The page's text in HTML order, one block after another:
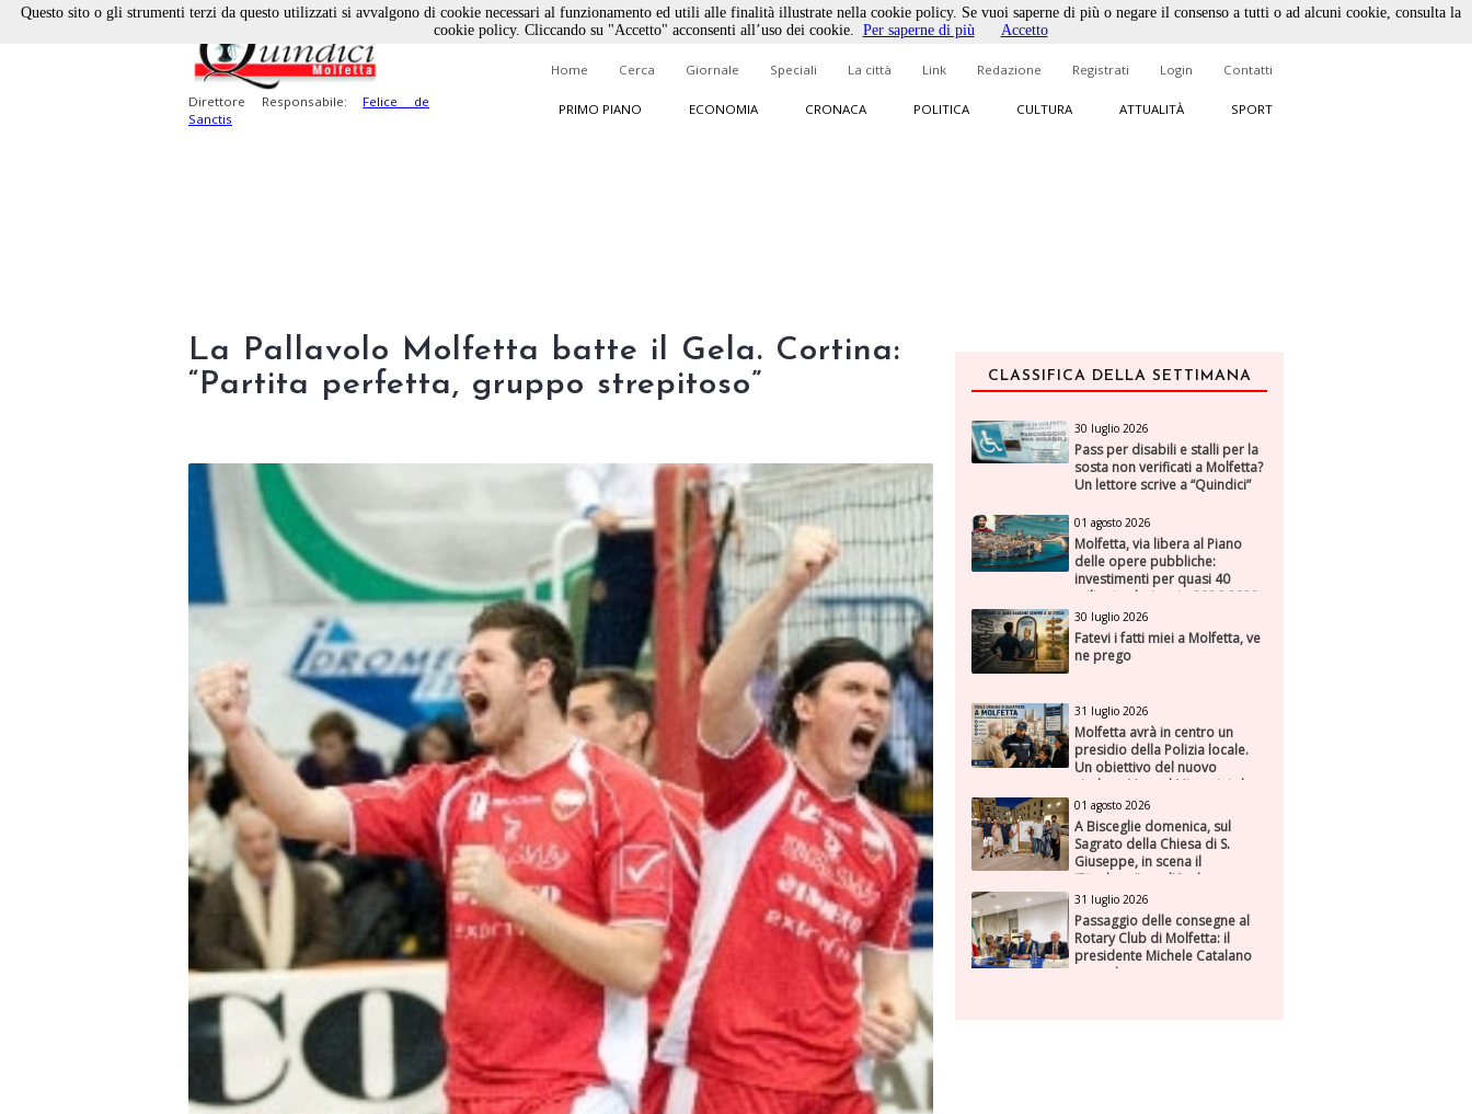
Direttore Responsabile: Felice de
Sanctis
Home Cerca Giornale Speciali La città Link Redazione Registrati Login Contatti
PRIMO PIANO ECONOMIA CRONACA POLITICA CULTURA ATTUALITÀ SPORT
La Pallavolo Molfetta batte il Gela. Cortina:
“Partita perfetta, gruppo strepitoso”
CLASSIFICA DELLA SETTIMANA
30 luglio 2026
Pass per disabili e stalli per la
sosta non verificati a Molfetta?
Un lettore scrive a “Quindici”
01 agosto 2026
Molfetta, via libera al Piano
delle opere pubbliche:
investimenti per quasi 40
milioni nel triennio 2026-2028
30 luglio 2026
Fatevi i fatti miei a Molfetta, ve
ne prego
31 luglio 2026
Molfetta avrà in centro un
presidio della Polizia locale.
Un obiettivo del nuovo
sindaco Manuel Minervini che
diviene realtà, con la speranza
di maggiore efficienza e
presenza sul territorio
01 agosto 2026
A Bisceglie domenica, sul
Sagrato della Chiesa di S.
Giuseppe, in scena il
“Rigoletto” con l’Orchestra
Sinfonica Federiciana
31 luglio 2026
Passaggio delle consegne al
Rotary Club di Molfetta: il
presidente Michele Catalano
succede a se stesso
Questo sito o gli strumenti terzi da questo utilizzati si avvalgono di cookie necessari al funzionamento ed utili alle finalità illustrate nella cookie policy. Se vuoi saperne di più o negare il consenso a tutti o ad alcuni cookie, consulta la
cookie policy. Cliccando su "Accetto" acconsenti all’uso dei cookie. Per saperne di più Accetto